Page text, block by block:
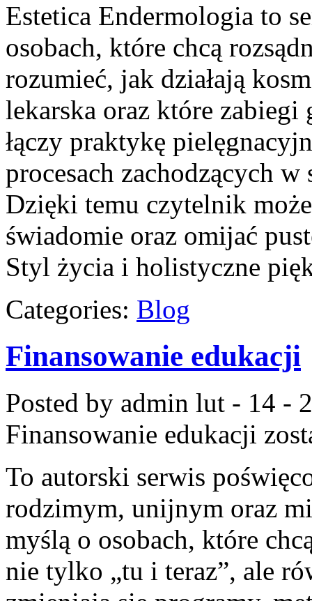
Estetica Endermologia to
osobach, które chcą
rozumieć, jak działają
lekarska oraz które zabiegi
łączy praktykę
procesach zachodzących
Dzięki temu czytelnik
świadomie oraz omijać
Styl życia i holistyczne
Categories: Blog
Finansowanie edukacji
Posted by admin lut - 14 -
Finansowanie edukacji
To autorski serwis
rodzimym, unijnym oraz
myślą o osobach, które
nie tylko „tu i teraz”, ale